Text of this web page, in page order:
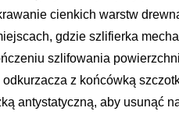
cienkich warstw
gdzie szlifierka
szlifowania
z końcówką
antystatyczną, aby usunąć